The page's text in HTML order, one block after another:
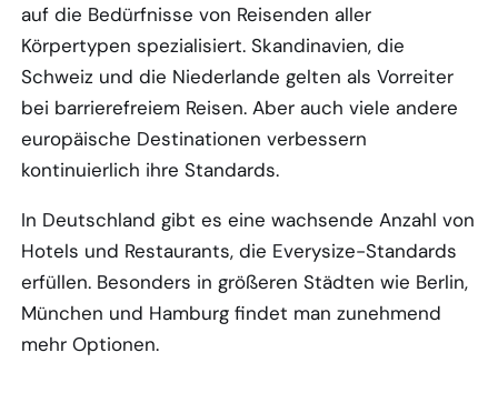
auf die Bedürfnisse von Reisenden aller
Körpertypen spezialisiert. Skandinavien, die
Schweiz und die Niederlande gelten als Vorreiter
bei barrierefreiem Reisen. Aber auch viele andere
europäische Destinationen verbessern
kontinuierlich ihre Standards.
In Deutschland gibt es eine wachsende Anzahl von
Hotels und Restaurants, die Everysize-Standards
erfüllen. Besonders in größeren Städten wie Berlin,
München und Hamburg findet man zunehmend
mehr Optionen.